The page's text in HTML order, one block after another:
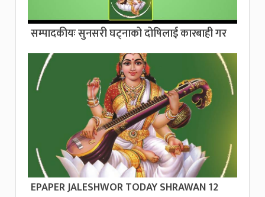
सम्पादकीयः सुनसरी घट्नाको दोषिलाई कारबाही गर
EPAPER JALESHWOR TODAY SHRAWAN 12